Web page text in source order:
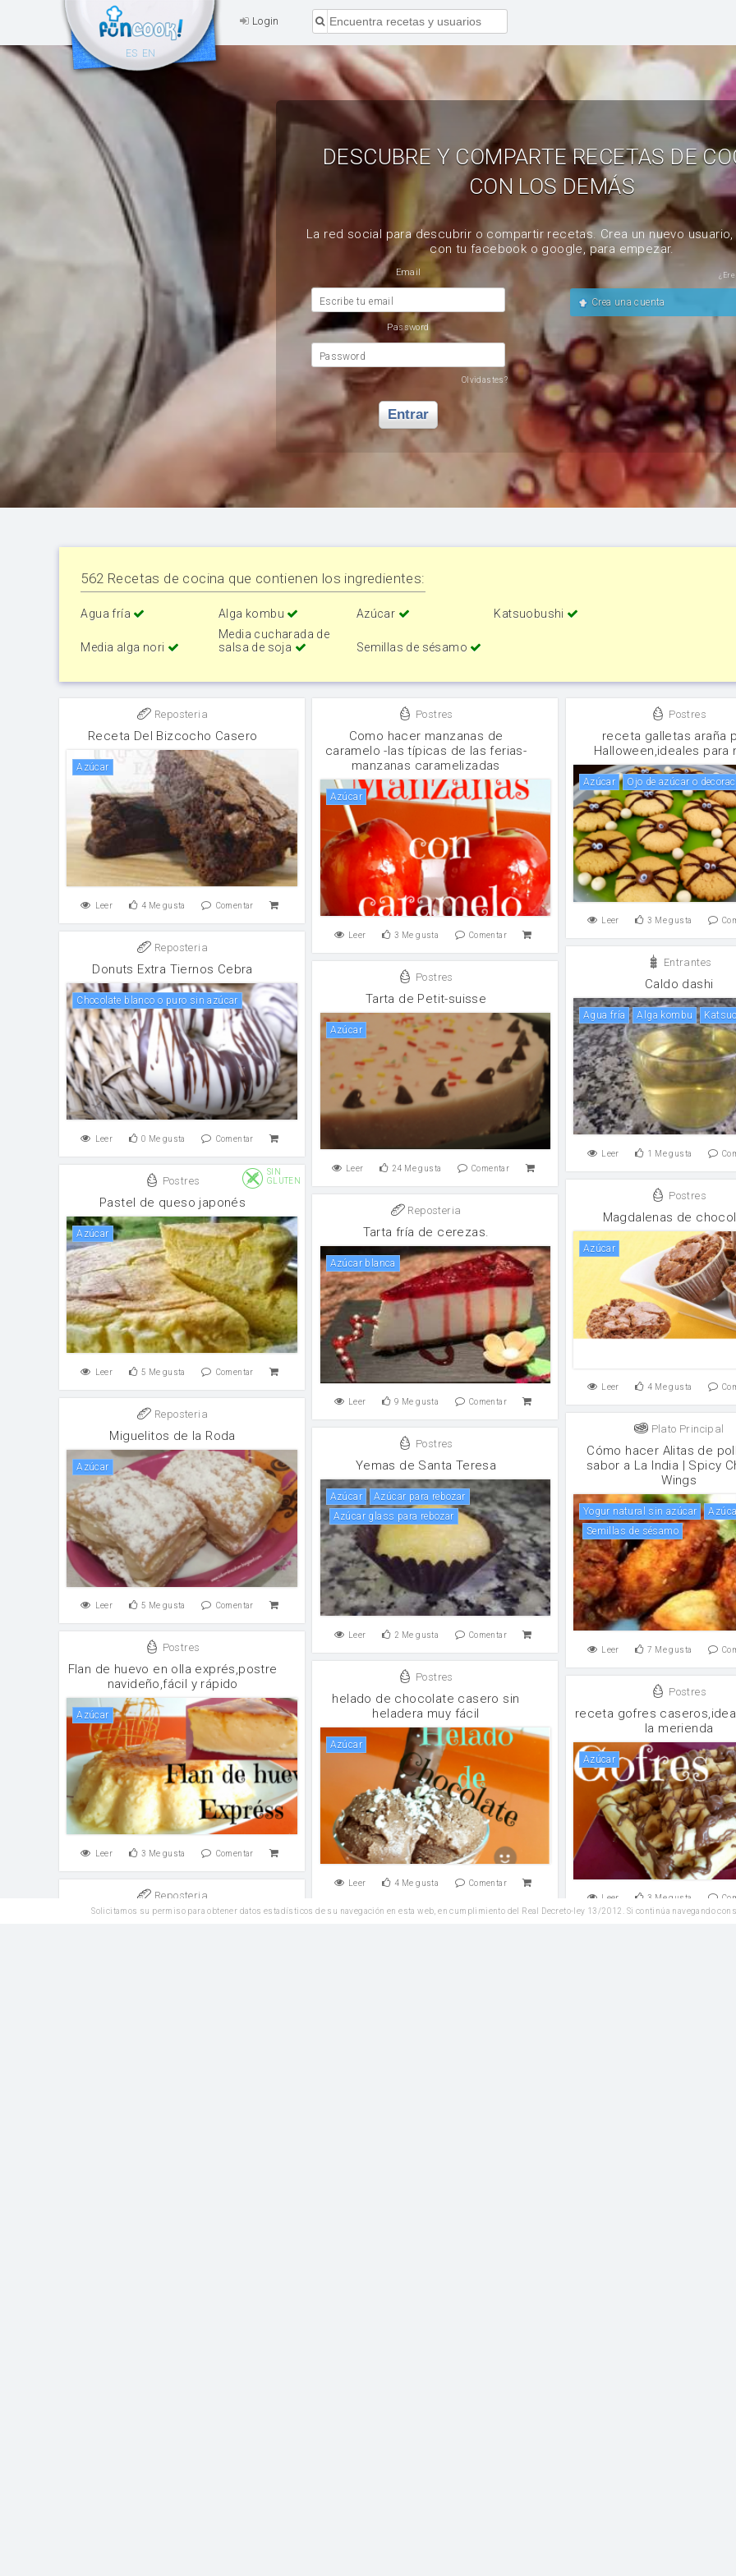
Login
ES EN
DESCUBRE Y COMPARTE RECETAS DE
CON LOS DEMÁS
La red social para descubrir o compartir recetas. Crea un nuevo
con tu facebook o google, para empezar.
Email
Escribe tu email
Password
Password
Olvidastes?
Entrar
Crea una cuenta
562 Recetas de cocina que contienen los ingredientes:
Agua fría Alga kombu Azúcar Katsuobushi
Media alga nori
Media cucharada de
salsa de soja
Semillas de sésamo
Reposteria
Receta Del Bizcocho Casero
Azúcar
Leer 4 Me gusta Comentar
Postres
Como hacer manzanas de
caramelo -las típicas de las ferias-
manzanas caramelizadas
Azúcar
Leer 3 Me gusta Comentar
Postres
receta galletas araña
Halloween,ideales para
Azúcar ojo de azúcar o
Leer 3 Me gusta
Reposteria
Donuts Extra Tiernos Cebra
Chocolate blanco o puro sin azúcar
Leer 0 Me gusta Comentar
Entrantes
Caldo dashi
Agua fría alga kombu
Leer 1 Me gusta
Postres
Tarta de Petit-suisse
Azúcar
Leer 24 Me gusta Comentar
Postres
SIN
GLUTEN
Pastel de queso japonés
Azúcar
Leer 5 Me gusta Comentar
Postres
Magdalenas de
Azúcar
Leer 4 Me gusta
Reposteria
Tarta fría de cerezas.
Azúcar blanca
Leer 9 Me gusta Comentar
Reposteria
Miguelitos de la Roda
Azúcar
Leer 5 Me gusta Comentar
Plato Principal
Cómo hacer Alitas de
sabor a La India | Spicy
Wings
yogur natural sin azúcar
Semillas de sésamo
Leer 7 Me gusta
Postres
Yemas de Santa Teresa
Azúcar
Azúcar para rebozar
Azúcar glass para rebozar
Leer 2 Me gusta Comentar
Postres
Flan de huevo en olla exprés,postre
navideño,fácil y rápido
Azúcar
Leer 3 Me gusta Comentar
Postres
helado de chocolate casero sin
heladera muy fácil
Azúcar
Leer 4 Me gusta Comentar
Postres
receta gofres
la merienda
Azúcar
Leer 3 Me gusta
Reposteria
Receta tarta de oreo,fácil y sin
Solicitamos su permiso para obtener datos estadísticos de su navegación en esta web, en cumplimiento del Real Decreto-ley 13/2012. Si continúa navegando